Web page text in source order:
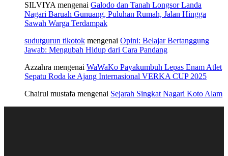
SILVIYA mengenai Galodo dan Tanah Longsor Landa
Nagari Baruah Gunuang, Puluhan Rumah, Jalan Hingga
Sawah Warga Terdampak
sudutgurun tikotok mengenai Opini: Belajar Bertanggung
Jawab: Mengubah Hidup dari Cara Pandang
Azzahra mengenai WaWaKo Payakumbuh Lepas Enam Atlet
Sepatu Roda ke Ajang Internasional VERKA CUP 2025
Chairul mustafa mengenai Sejarah Singkat Nagari Koto Alam